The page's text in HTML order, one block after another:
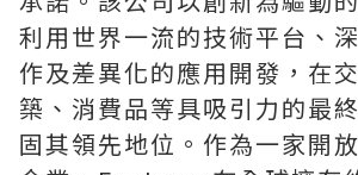
利用世界一流的技術平台、
作及差異化的應用開發，在
築、消費品等具吸引力的最
固其領先地位。作為一家開